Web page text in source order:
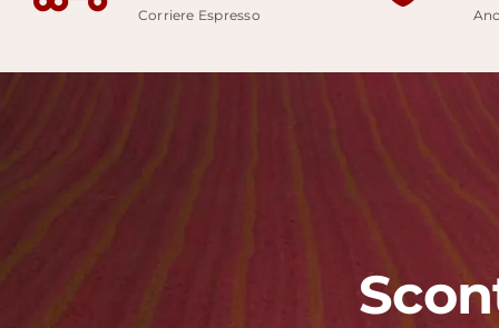
Corriere Espresso